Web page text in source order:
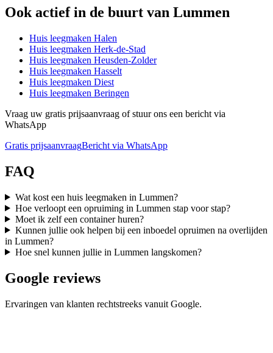
Ook actief in de buurt van Lummen
Huis leegmaken Halen
Huis leegmaken Herk-de-Stad
Huis leegmaken Heusden-Zolder
Huis leegmaken Hasselt
Huis leegmaken Diest
Huis leegmaken Beringen
Vraag uw gratis prijsaanvraag of stuur ons een bericht via
WhatsApp
Gratis prijsaanvraagBericht via WhatsApp
FAQ
Wat kost een huis leegmaken in Lummen?
Hoe verloopt een opruiming in Lummen stap voor stap?
Moet ik zelf een container huren?
Kunnen jullie ook helpen bij een inboedel opruimen na overlijden
in Lummen?
Hoe snel kunnen jullie in Lummen langskomen?
Google reviews
Ervaringen van klanten rechtstreeks vanuit Google.